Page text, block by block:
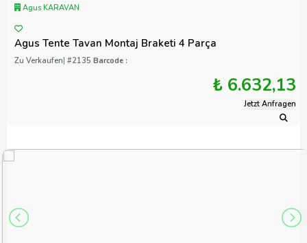
Agus KARAVAN
Agus Tente Tavan Montaj Braketi 4 Parça
Zu Verkaufen| #2135 Barcode :
₺ 6.632,13
Jetzt Anfragen